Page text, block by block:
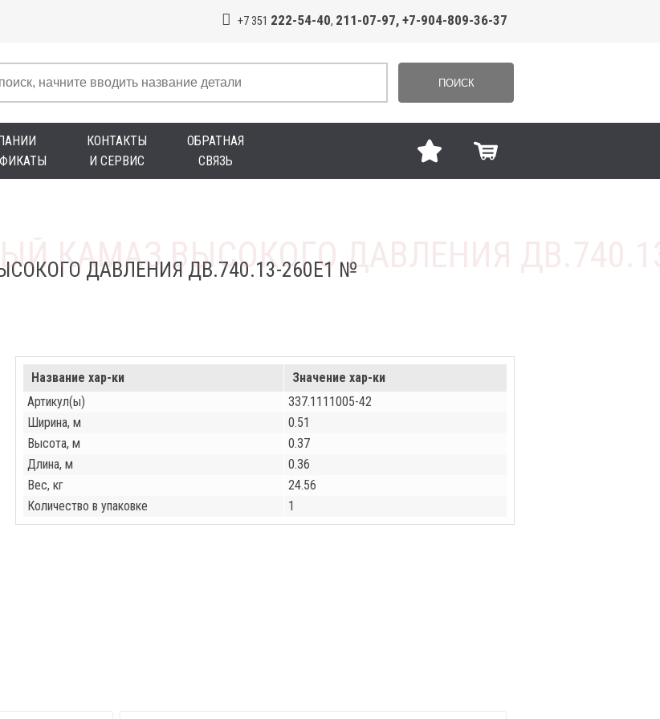
+7 351 222-54-40, 211-07-97, +7-904-809-36-37
ПОИСК
КОНТАКТЫ
И СЕРВИС
ОБРАТНАЯ
СВЯЗЬ
ДАВЛЕНИЯ ДВ.740.13-260Е1 №
Название хар-ки
Значение хар-ки
Артикул(ы)
337.1111005-42
Ширина, м
0.51
Высота, м
0.37
Длина, м
0.36
Вес, кг
24.56
Количество в упаковке
1